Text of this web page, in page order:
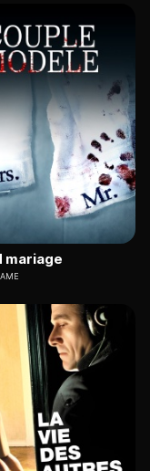
mariage